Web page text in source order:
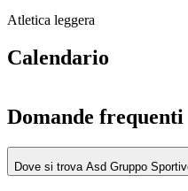
Atletica leggera
Calendario
Domande frequenti
Dove si trova Asd Gruppo